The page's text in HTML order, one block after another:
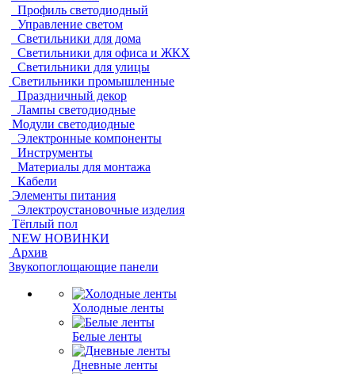
Профиль светодиодный
Управление светом
Светильники для дома
Светильники для офиса и ЖКХ
Светильники для улицы
Светильники промышленные
Праздничный декор
Лампы светодиодные
Модули светодиодные
Электронные компоненты
Инструменты
Материалы для монтажа
Кабели
Элементы питания
Электроустановочные изделия
Тёплый пол
NEW НОВИНКИ
Архив
Звукопоглощающие панели
Холодные ленты
Белые ленты
Дневные ленты